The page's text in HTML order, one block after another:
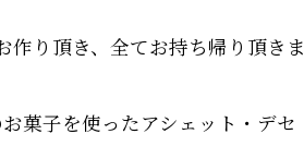
り頂き、全てお持ち帰り頂きま
菓子を使ったアシェット・デセ